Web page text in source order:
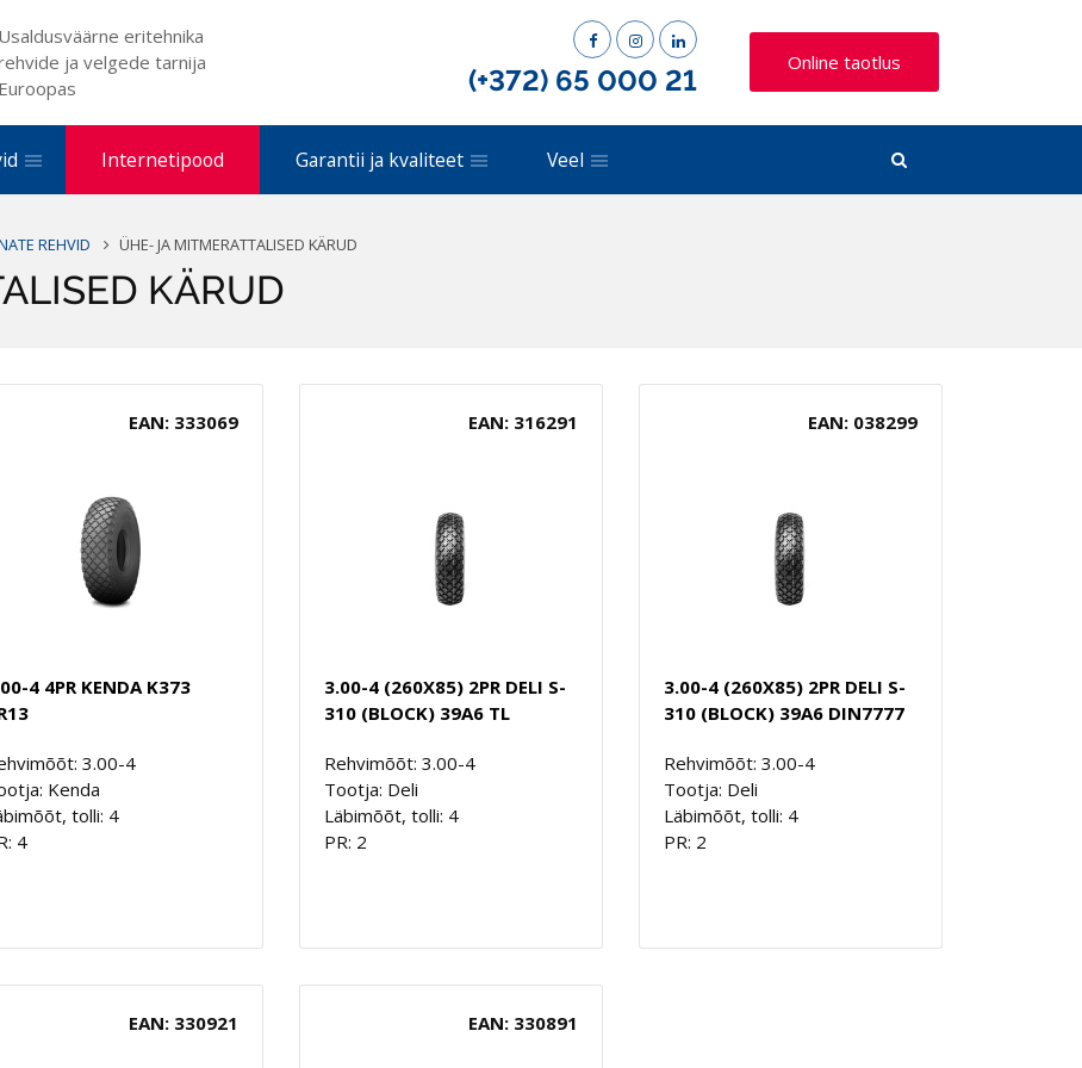
Usaldusväärne eritehnika
ja velgede tarnija
Euroopas
(+372) 65 000 21
Online taotlus
Internetipood Garantii ja kvaliteet Veel
REHVID ÜHE- JA MITMERATTALISED KÄRUD
KÄRUD
EAN: 333069
4 4PR KENDA K373
3.00-4
Kenda
tolli: 4
4
EAN: 316291
3.00-4 (260X85) 2PR DELI S-
310 (BLOCK) 39A6 TL
Rehvimõõt: 3.00-4
Tootja: Deli
Läbimõõt, tolli: 4
PR: 2
EAN: 038299
3.00-4 (260X85) 2PR DELI S-
310 (BLOCK) 39A6 DIN7777
Rehvimõõt: 3.00-4
Tootja: Deli
Läbimõõt, tolli: 4
PR: 2
EAN: 330921 EAN: 330891